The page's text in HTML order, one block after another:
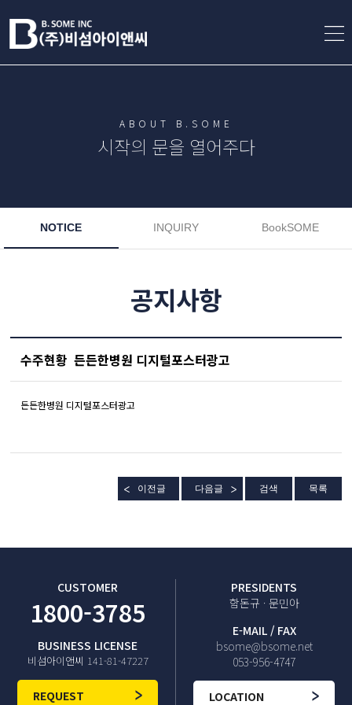
ABOUT B.SOME
시작의 문을 열어주다
NOTICE INQUIRY BookSOME
공지사항
수주현황 든든한병원 디지털포스터광고
든든한병원 디지털포스터광고
이전글 다음글 검색 목록
CUSTOMER
1800-3785
BUSINESS LICENSE
비섬아이앤씨 141-81-47227
REQUEST
PRESIDENTS
함돈규 · 문민아
E-MAIL / FAX
bsome@bsome.net
053-956-4747
LOCATION